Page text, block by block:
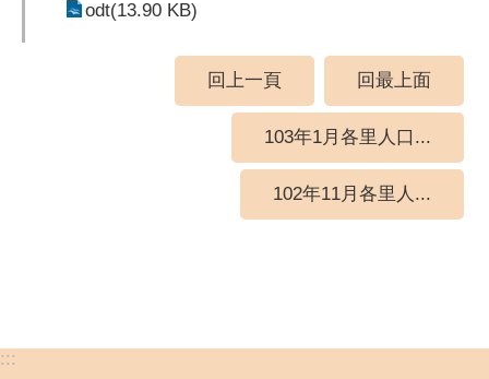
odt(13.90 KB)
回上一頁 回最上面
103年1月各里人口...
102年11月各里人...
:::